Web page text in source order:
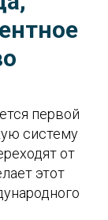
первой
систему
от
этот